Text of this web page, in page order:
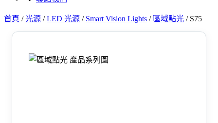
首頁 /光源 /LED 光源 / Smart Vision Lights / 區域點光 / S75